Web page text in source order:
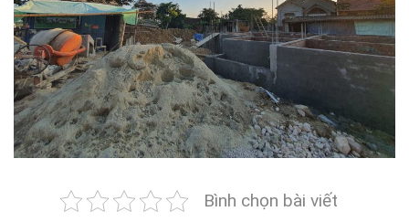
Bình chọn bài viết